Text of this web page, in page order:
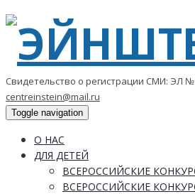
Свидетельство о регистрации СМИ: ЭЛ №
centreinstein@mail.ru
Toggle navigation
О НАС
ДЛЯ ДЕТЕЙ
ВСЕРОССИЙСКИЕ
ВСЕРОССИЙСКИЕ